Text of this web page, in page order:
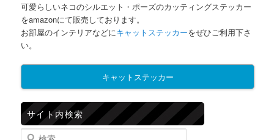
可愛らしいネコのシルエット・ポーズのカッティングステッカー
をamazonにて販売しております。
お部屋のインテリアなどにキャットステッカーをぜひご利用下さ
い。
キャットステッカー
サイト内検索
検索